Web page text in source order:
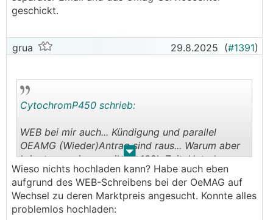
geschickt.
grua 29.8.2025 (#1391)
. .
CytochromP450 schrieb:
WEB bei mir auch... Kündigung und parallel
OEAMG (Wieder)Antrag sind raus... Warum aber
kriegt man eine email mit 168h Zeit, Unterlagen
hochzuladen wenn man gar nix aktiv hochladen
kann🤔?
Jetzt hab ich halt die Einspeisevollmacht per
separater Email and das Ömag-Servicecenter
Wieso nichts hochladen kann? Habe auch eben
aufgrund des WEB-Schreibens bei der OeMAG auf
Wechsel zu deren Marktpreis angesucht. Konnte alles
problemlos hochladen: